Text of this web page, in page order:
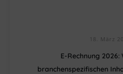
18. März
E-Rechnung 2026:
branchenspezifischen